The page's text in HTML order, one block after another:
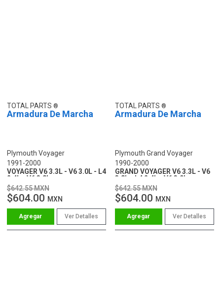
TOTAL PARTS
Armadura De Marcha
Plymouth Voyager
1991-2000
VOYAGER V6 3.3L - V6 3.0L - L4
2.4L - V6 3.8L
$642.55 MXN
$604.00 MXN
Ver Detalles
TOTAL PARTS
Armadura De Marcha
Plymouth Grand Voyager
1990-2000
GRAND VOYAGER V6 3.3L - V6
3.8L - L4 2.4L - V6 3.0L
$642.55 MXN
$604.00 MXN
Ver Detalles